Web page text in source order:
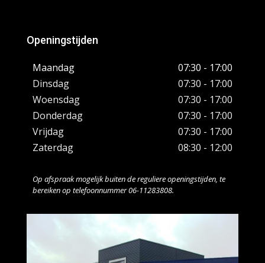
Openingstijden
Maandag
07:30 - 17:00
Dinsdag
07:30 - 17:00
Woensdag
07:30 - 17:00
Donderdag
07:30 - 17:00
Vrijdag
07:30 - 17:00
Zaterdag
08:30 - 12:00
Op afspraak mogelijk buiten de reguliere openingstijden, te
bereiken op telefoonnummer 06-11283808.